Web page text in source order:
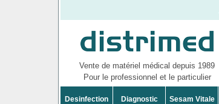
Vente de matériel médical depuis 1989
Pour le professionnel et le particulier
Desinfection
Diagnostic
Sesam Vitale